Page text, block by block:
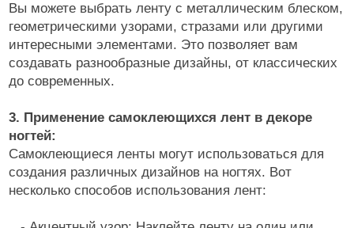
Вы можете выбрать ленту с металлическим блеском,
геометрическими узорами, стразами или другими
интересными элементами. Это позволяет вам
создавать разнообразные дизайны, от классических
до современных.
3. Применение самоклеющихся лент в декоре
ногтей:
Самоклеющиеся ленты могут использоваться для
создания различных дизайнов на ногтях. Вот
несколько способов использования лент: